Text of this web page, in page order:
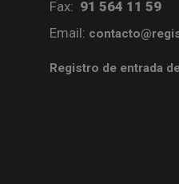
Fax: 91 564 11 59
Email:
Registro de entrada